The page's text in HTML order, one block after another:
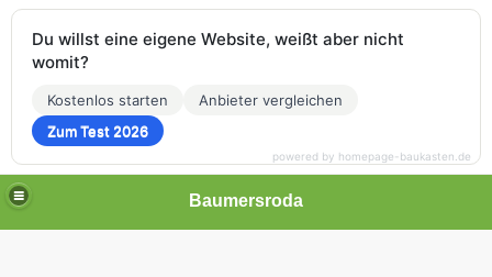
Baumersroda
Du willst eine eigene Website, weißt aber nicht
womit?
Kostenlos starten
Anbieter vergleichen
Zum Test 2026
powered by homepage-baukasten.de